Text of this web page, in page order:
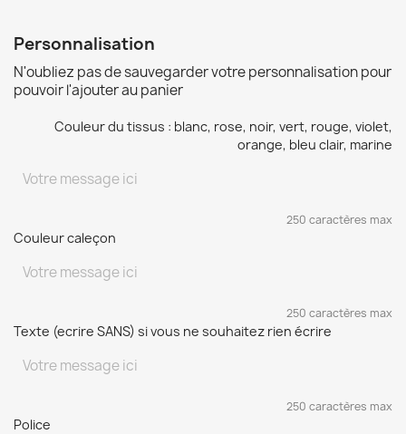
Personnalisation
N'oubliez pas de sauvegarder votre personnalisation pour
pouvoir l'ajouter au panier
Couleur du tissus : blanc, rose, noir, vert, rouge, violet,
orange, bleu clair, marine
250 caractères max
Couleur caleçon
250 caractères max
Texte (ecrire SANS) si vous ne souhaitez rien écrire
250 caractères max
Police